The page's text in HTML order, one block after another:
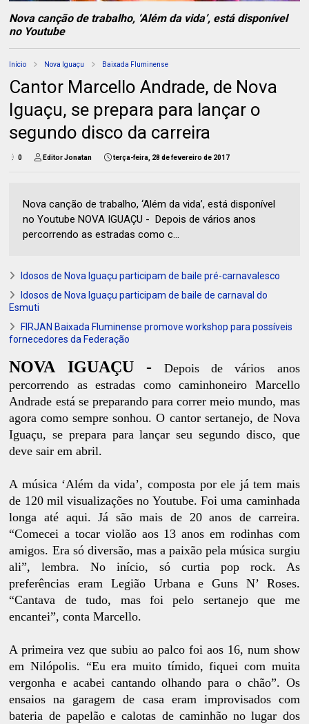
Nova canção de trabalho, ‘Além da vida’, está disponível
no Youtube
Início Nova Iguaçu Baixada Fluminense
Cantor Marcello Andrade, de Nova
Iguaçu, se prepara para lançar o
segundo disco da carreira
0 Editor Jonatan terça-feira, 28 de fevereiro de 2017
Nova canção de trabalho, ‘Além da vida’, está disponível
no Youtube NOVA IGUAÇU - Depois de vários anos
percorrendo as estradas como c...
Idosos de Nova Iguaçu participam de baile pré-carnavalesco
Idosos de Nova Iguaçu participam de baile de carnaval do
Esmuti
FIRJAN Baixada Fluminense promove workshop para possíveis
fornecedores da Federação
NOVA IGUAÇU -
Depois de vários anos
percorrendo as estradas como caminhoneiro Marcello
Andrade está se preparando para correr meio mundo, mas
agora como sempre sonhou. O cantor sertanejo, de Nova
Iguaçu, se prepara para lançar seu segundo disco, que
deve sair em abril.
A música ‘Além da vida’, composta por ele já tem mais
de 120 mil visualizações no Youtube. Foi uma caminhada
longa até aqui. Já são mais de 20 anos de carreira.
“Comecei a tocar violão aos 13 anos em rodinhas com
amigos. Era só diversão, mas a paixão pela música surgiu
ali”, lembra. No início, só curtia pop rock. As
preferências eram Legião Urbana e Guns N’ Roses.
“Cantava de tudo, mas foi pelo sertanejo que me
encantei”, conta Marcello.
A primeira vez que subiu ao palco foi aos 16, num show
em Nilópolis. “Eu era muito tímido, fiquei com muita
vergonha e acabei cantando olhando para o chão”. Os
ensaios na garagem de casa eram improvisados com
bateria de papelão e calotas de caminhão no lugar dos